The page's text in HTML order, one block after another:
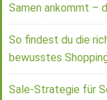
Samen ankommt –
So findest du die
bewusstes
Sale-Strategie für